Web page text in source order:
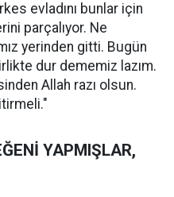
evladını bunlar için
parçalıyor. Ne
yerinden gitti. Bugün
dur dememiz lazım.
Allah razı olsun.
YAPMIŞLAR,